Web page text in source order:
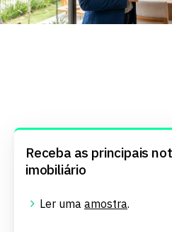
Receba as principais
imobiliário
Ler uma amostra.